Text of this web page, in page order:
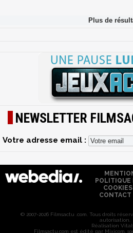
NEWSLETTER
Votre adresse email :
POLITIQUE
COOKIES
CONTACT
© 2007-2026 Filmsactu .com. Tous droits
autorisation.
Réalisation
Filmsactu .com est édité par Mixicom,